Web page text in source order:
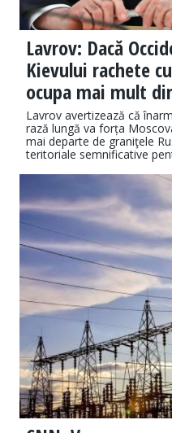
Lavrov: Dacă
Kievului rachete
ocupa mai mult
Lavrov avertizează că
rază lungă va forța
mai departe de graniţele
teritoriale semnificative